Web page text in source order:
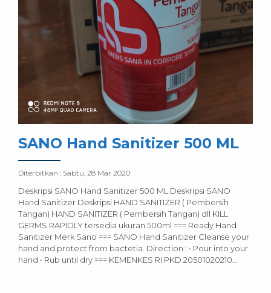
SANO Hand Sanitizer 500 ML
Diterbitkan : Sabtu, 28 Mar 2020
Deskripsi SANO Hand Sanitizer 500 ML Deskripsi SANO
Hand Sanitizer Deskripsi HAND SANITIZER ( Pembersih
Tangan) HAND SANITIZER ( Pembersih Tangan) dll KILL
GERMS RAPIDLY tersedia ukuran 500ml === Ready Hand
Sanitizer Merk Sano === SANO Hand Sanitizer Cleanse your
hand and protect from bactetia. Direction : • Pour into your
hand • Rub until dry === KEMENKES RI PKD 20501020210...